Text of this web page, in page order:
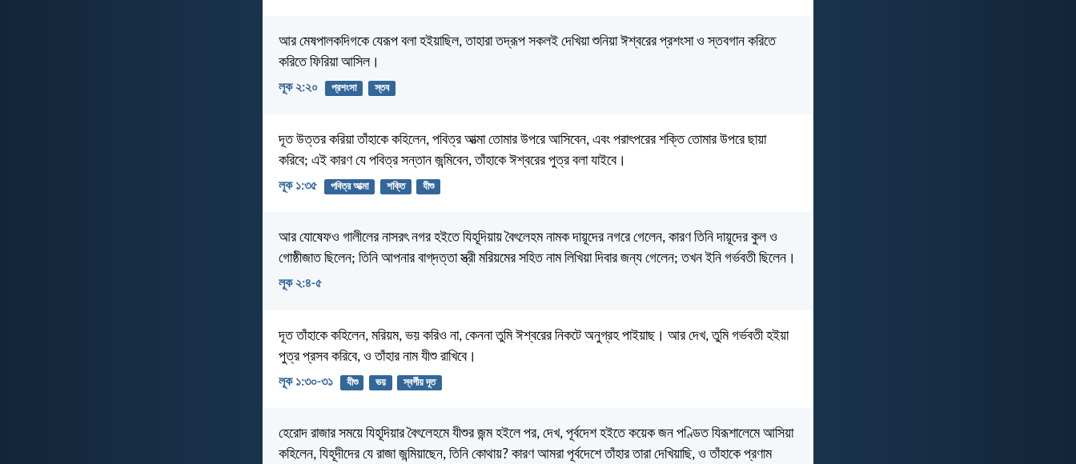
আর মেষপালকদিগকে যেরূপ বলা হইয়াছিল, তাহারা তদ্রূপ সকলই দেখিয়া শুনিয়া ঈশ্বরের প্রশংসা ও স্তবগান করিতে
করিতে ফিরিয়া আসিল।
লূক ২:২০ প্রশংসা স্তব
দূত উত্তর করিয়া তাঁহাকে কহিলেন, পবিত্র আত্মা তোমার উপরে আসিবেন, এবং পরাৎপরের শক্তি তোমার উপরে ছায়া
করিবে; এই কারণ যে পবিত্র সন্তান জন্মিবেন, তাঁহাকে ঈশ্বরের পুত্র বলা যাইবে।
লূক ১:৩৫ পবিত্র আত্মা শক্তি যীশু
আর যোষেফও গালীলের নাসরৎ নগর হইতে যিহূদিয়ায় বৈৎলেহম নামক দায়ূদের নগরে গেলেন, কারণ তিনি দায়ূদের কুল ও
গোষ্ঠীজাত ছিলেন; তিনি আপনার বাগ্‌দত্তা স্ত্রী মরিয়মের সহিত নাম লিখিয়া দিবার জন্য গেলেন; তখন ইনি গর্ভবতী ছিলেন।
লূক ২:৪-৫
দূত তাঁহাকে কহিলেন, মরিয়ম, ভয় করিও না, কেননা তুমি ঈশ্বরের নিকটে অনুগ্রহ পাইয়াছ। আর দেখ, তুমি গর্ভবতী হইয়া
পুত্র প্রসব করিবে, ও তাঁহার নাম যীশু রাখিবে।
লূক ১:৩০-৩১ যীশু ভয় স্বর্গীয় দূত
হেরোদ রাজার সময়ে যিহূদিয়ার বৈৎলেহমে যীশুর জন্ম হইলে পর, দেখ, পূর্বদেশ হইতে কয়েক জন পণ্ডিত যিরূশালেমে আসিয়া
কহিলেন, যিহূদীদের যে রাজা জন্মিয়াছেন, তিনি কোথায়? কারণ আমরা পূর্বদেশে তাঁহার তারা দেখিয়াছি, ও তাঁহাকে প্রণাম